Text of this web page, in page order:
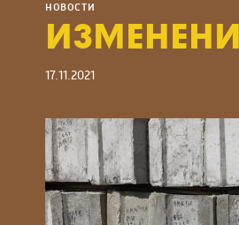
НОВОСТИ
17.11.2021